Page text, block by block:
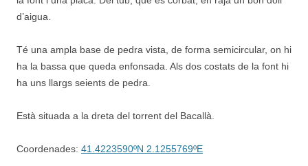
d’aigua.
Té una ampla base de pedra vista, de forma semicircular, on hi
ha la bassa que queda enfonsada. Als dos costats de la font hi
ha uns llargs seients de pedra.
Està situada a la dreta del torrent del Bacallà.
Coordenades: 41.4223590ºN 2.1255769ºE